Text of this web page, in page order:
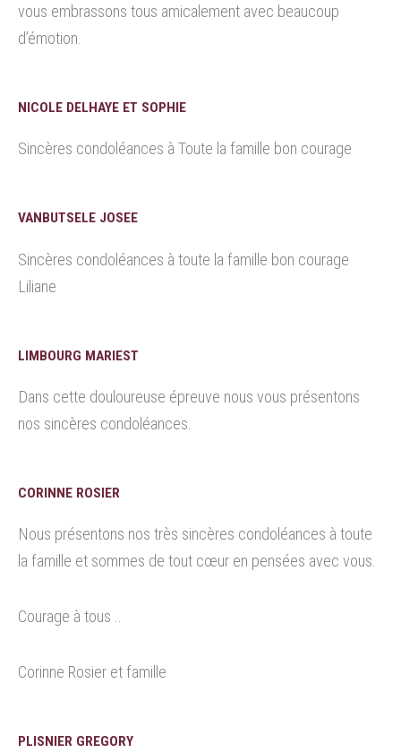
vous embrassons tous amicalement avec beaucoup
d’émotion.
NICOLE DELHAYE ET SOPHIE
Sincères condoléances à Toute la famille bon courage
VANBUTSELE JOSEE
Sincères condoléances à toute la famille bon courage
Liliane
LIMBOURG MARIEST
Dans cette douloureuse épreuve nous vous présentons
nos sincères condoléances.
CORINNE ROSIER
Nous présentons nos très sincères condoléances à toute
la famille et sommes de tout cœur en pensées avec vous.
Courage à tous ..
Corinne Rosier et famille
PLISNIER GREGORY